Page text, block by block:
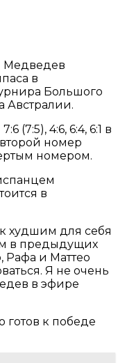
Медведев
в
Большого
Австралии.
(7:5), 4:6, 6:4, 6:1 в
номер
номером.
в
худшим для себя
в предыдущих
Рафа и Маттео
Я не очень
в эфире
готов к победе